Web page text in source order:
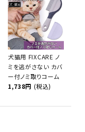
犬猫用 FIXCARE ノ
ミを逃がさない カバ
ー付ノミ取りコーム
1,738円 (税込)